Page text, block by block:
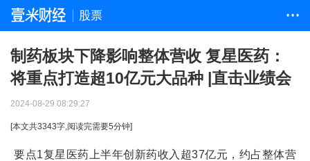
股票 • • •
制药板块下降影响整体营收 复星医药：
将重点打造超10亿元大品种 |直击业绩会
2024-08-29 08:29:27
[本文共3343字,阅读完需要5分钟]
要点1复星医药上半年创新药收入超37亿元，约占整体营